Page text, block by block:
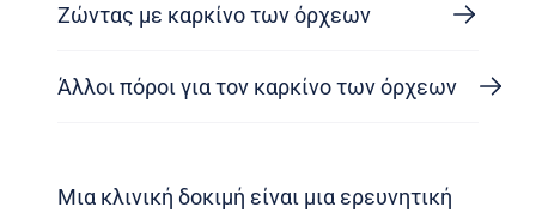
Ζώντας με καρκίνο των όρχεων
Άλλοι πόροι για τον καρκίνο των όρχεων
Μια κλινική δοκιμή είναι μια ερευνητική